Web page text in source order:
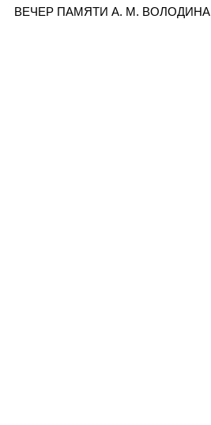
ВЕЧЕР ПАМЯТИ А. М. ВОЛОДИНА